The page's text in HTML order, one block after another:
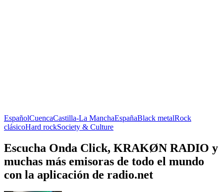
EspañolCuencaCastilla-La ManchaEspañaBlack metalRock
clásicoHard rockSociety & Culture
Escucha Onda Click, KRAKØN RADIO y
muchas más emisoras de todo el mundo
con la aplicación de radio.net